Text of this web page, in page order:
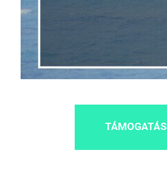
TÁMOGATÁS